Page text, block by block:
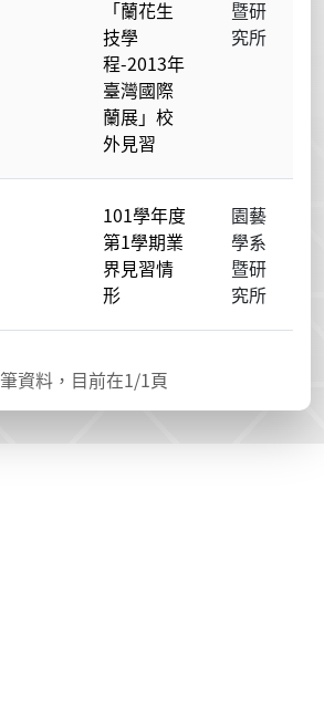
「蘭花生
技學
程-2013年
臺灣國際
蘭展」校
外見習
暨研
究所
101學年度
第1學期業
界見習情
形
園藝
學系
暨研
究所
筆資料，目前在1/1頁